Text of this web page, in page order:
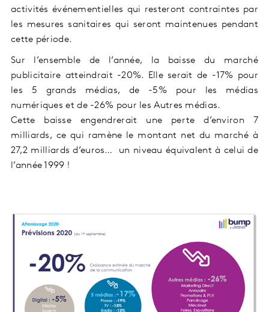
activités événementielles qui resteront contraintes par
les mesures sanitaires qui seront maintenues pendant
cette période.
Sur l’ensemble de l’année, la baisse du marché
publicitaire atteindrait -20%. Elle serait de -17% pour
les 5 grands médias, de -5% pour les médias
numériques et de -26% pour les Autres médias.
Cette baisse engendrerait une perte d’environ 7
milliards, ce qui ramène le montant net du marché à
27,2 milliards d’euros… un niveau équivalent à celui de
l’année 1999 !